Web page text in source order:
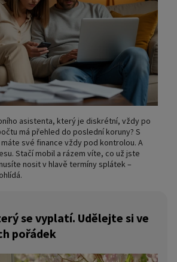
asistenta, který je diskrétní, vždy po
má přehled do poslední koruny? S
své finance vždy pod kontrolou. A
Stačí mobil a rázem víte, co už jste
nosit v hlavě termíny splátek –
se vyplatí. Udělejte si ve
pořádek